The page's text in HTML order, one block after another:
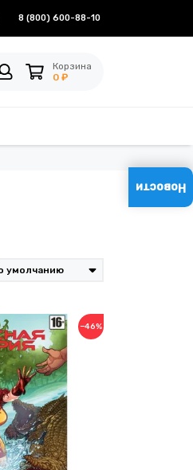
8 (800) 600-88-10
Корзина
0 ₽
−46%
Новости